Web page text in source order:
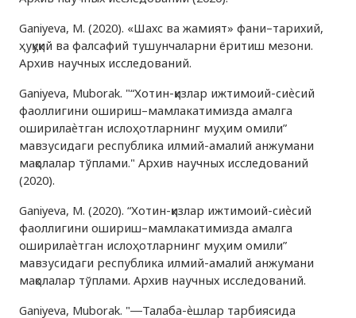
Ganiyeva, M. (2020). «Шахс ва жамият» фани–тарихий,
ҳуқуқий ва фалсафий тушунчаларни ёритиш мезони.
Архив научных исследований.
Ganiyeva, Muborak. "“Хотин-қизлар ижтимоий-сиѐсий
фаоллигини ошириш–мамлакатимизда амалга
оширилаѐтган ислоҳотларнинг муҳим омили”
мавзусидаги республика илмий-амалий анжумани
мақолалар тўплами." Архив научных исследований
(2020).
Ganiyeva, M. (2020). “Хотин-қизлар ижтимоий-сиѐсий
фаоллигини ошириш–мамлакатимизда амалга
оширилаѐтган ислоҳотларнинг муҳим омили”
мавзусидаги республика илмий-амалий анжумани
мақолалар тўплами. Архив научных исследований.
Ganiyeva, Muborak. "―Талаба-ѐшлар тарбиясида